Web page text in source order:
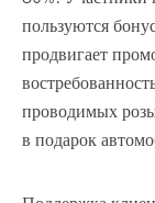
пользуются
продвигает
проводимых
в подарок